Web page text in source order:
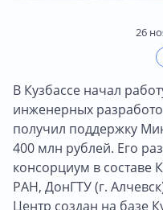
26
В Кузбассе начал
инженерных
получил поддержку
400 млн рублей. Его
консорциум в
РАН, ДонГТУ (г.
Центр создан на базе